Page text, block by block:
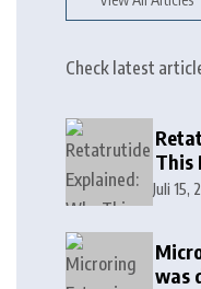
Check latest
This
Juli 15,
was